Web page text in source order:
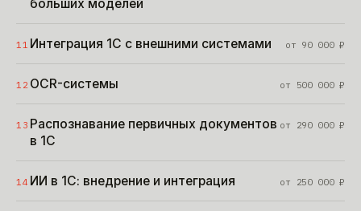
больших моделей
11 Интеграция 1С с внешними системами от 90 000₽
12 OCR-системы от 500 000₽
13 Распознавание первичных документов
в 1С
от 290 000₽
14 ИИ в 1С: внедрение и интеграция от 250 000₽